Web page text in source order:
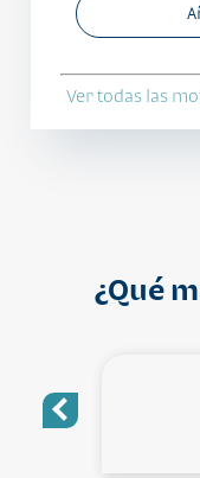
Ver todas las
¿Qué